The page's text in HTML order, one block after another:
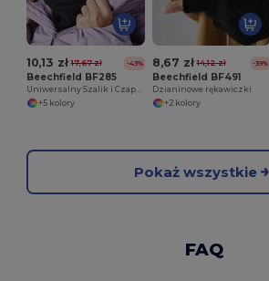
10,13 zł 17,67 zł -43%
Beechfield BF285
Uniwersalny Szalik i Czapka Suprafleece
+5 kolory
8,67 zł 14,12 zł -39%
Beechfield BF491
Dzianinowe rękawiczki
+2 kolory
Pokaż wszystkie
FAQ